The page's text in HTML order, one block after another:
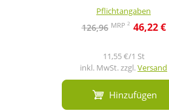
Pflichtangaben
126,96 MRP 2 46,22 €
11,55 €/1 St
inkl. MwSt. zzgl.Versand
Hinzufügen